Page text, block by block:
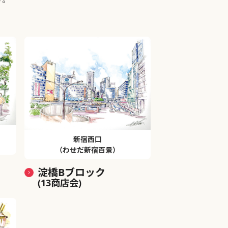
新宿西口
（わせだ新宿百景）
淀橋Bブロック
(13商店会)